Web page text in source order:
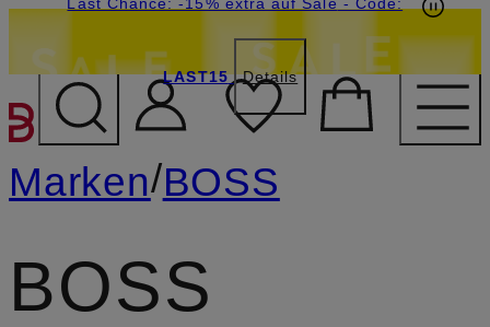
ZUM HAUPTINHALT
LAST15 Details
Marken/BOSS
BOSS